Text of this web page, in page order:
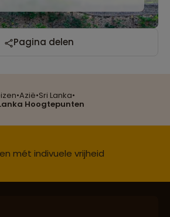
•Azië•Sri Lanka•
Hoogtepunten
Pagina delen
oog voor mens, cultuur en milieu
mét indivuele vrijheid
deskundig reisadvies
reisroutes